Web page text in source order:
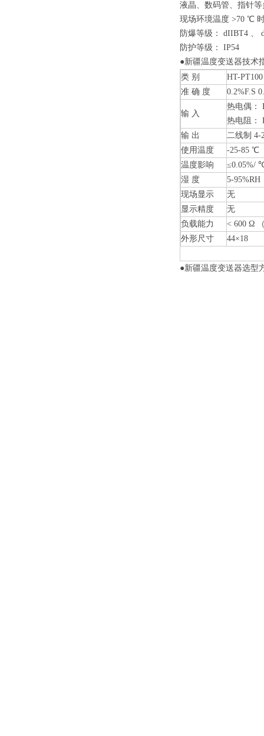
液晶、数码管、指针
现场环境温度 >70 ℃
防爆等级： dIIBT4 、
防护等级： IP54
●新疆温度变送器技术
类 别
HT-PT100
准 确 度
0.2%F.S
输 入
热电偶：
热电阻：
输 出
二线制 4-
使用温度
-25-85 ℃
温度影响
≤0.05%/
湿 度
5-95%RH
现场显示
无
显示精度
无
负载能力
< 600 Ω
外形尺寸
44×18
●新疆温度变送器选型